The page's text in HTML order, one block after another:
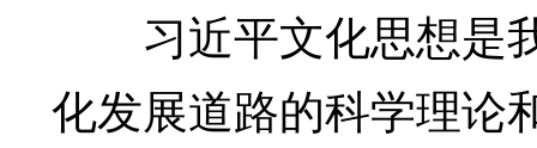
习近平文化思想是
化发展道路的科学理论